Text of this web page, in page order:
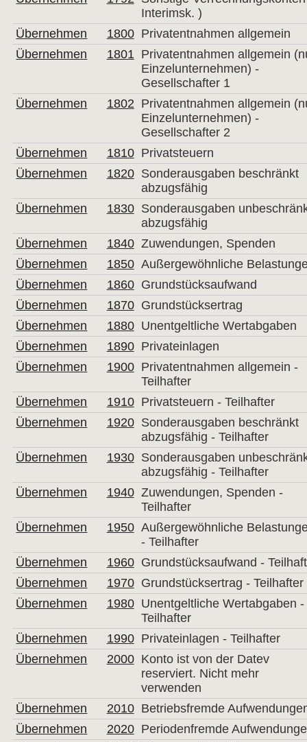
Interimsk. )
Übernehmen
1800 Privatentnahmen allgemein
Übernehmen
1801 Privatentnahmen allgemein
Einzelunternehmen) -
Gesellschafter 1
Übernehmen
1802 Privatentnahmen allgemein
Einzelunternehmen) -
Gesellschafter 2
Übernehmen
1810 Privatsteuern
Übernehmen
1820 Sonderausgaben beschränkt
abzugsfähig
Übernehmen
1830 Sonderausgaben
abzugsfähig
Übernehmen
1840 Zuwendungen, Spenden
Übernehmen
1850 Außergewöhnliche
Übernehmen
1860 Grundstücksaufwand
Übernehmen
1870 Grundstücksertrag
Übernehmen
1880 Unentgeltliche Wertabgaben
Übernehmen
1890 Privateinlagen
Übernehmen
1900 Privatentnahmen allgemein -
Teilhafter
Übernehmen
1910 Privatsteuern - Teilhafter
Übernehmen
1920 Sonderausgaben beschränkt
abzugsfähig - Teilhafter
Übernehmen
1930 Sonderausgaben
abzugsfähig - Teilhafter
Übernehmen
1940 Zuwendungen, Spenden -
Teilhafter
Übernehmen
1950 Außergewöhnliche
- Teilhafter
Übernehmen
1960 Grundstücksaufwand -
Übernehmen
1970 Grundstücksertrag - Teilhafter
Übernehmen
1980 Unentgeltliche Wertabgaben -
Teilhafter
Übernehmen
1990 Privateinlagen - Teilhafter
Übernehmen
2000 Konto ist von der Datev
reserviert. Nicht mehr
verwenden
Übernehmen
2010 Betriebsfremde
Übernehmen
2020 Periodenfremde